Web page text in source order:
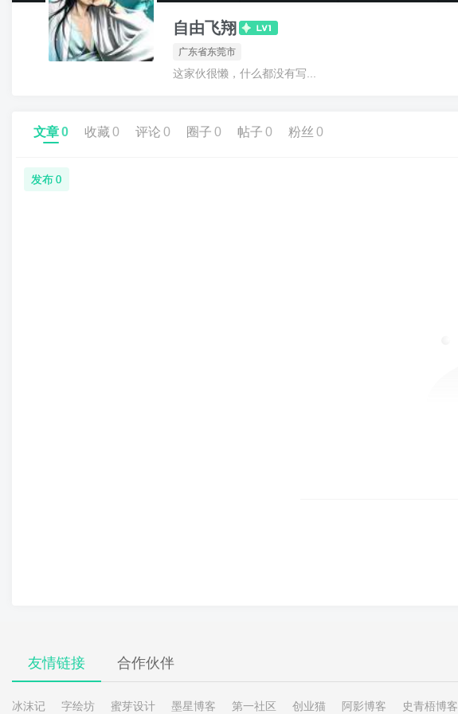
自由飞翔
广东省东莞市
这家伙很懒，什么都没有写...
文章0 收藏 0 评论 0 圈子 0 帖子 0 粉丝 0
发布 0
友情链接 合作伙伴
冰沫记 字绘坊 蜜芽设计 墨星博客 第一社区 创业猫 阿影博客 史青梧博客